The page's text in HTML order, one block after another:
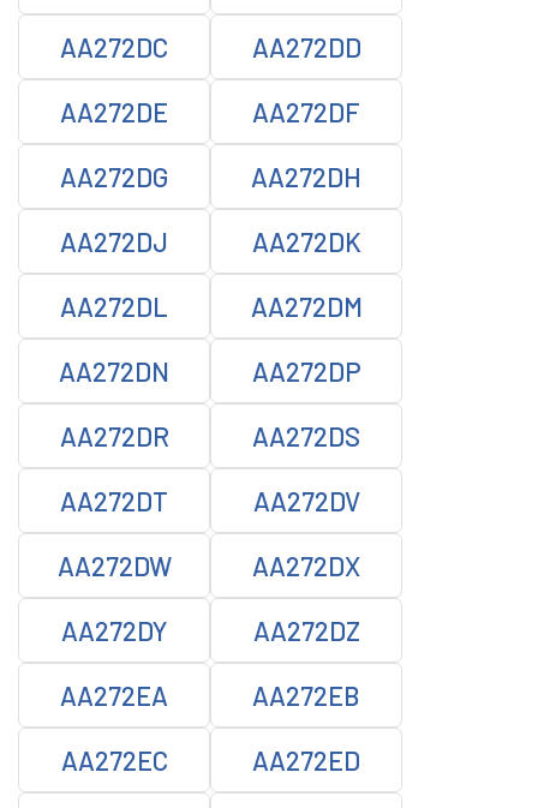
AA272DC AA272DD
AA272DE AA272DF
AA272DG AA272DH
AA272DJ AA272DK
AA272DL AA272DM
AA272DN AA272DP
AA272DR AA272DS
AA272DT AA272DV
AA272DW AA272DX
AA272DY AA272DZ
AA272EA AA272EB
AA272EC AA272ED